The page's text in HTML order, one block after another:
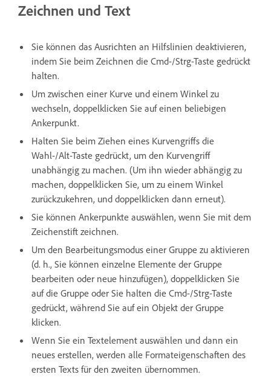
Zeichnen und Text
Sie können das Ausrichten an Hilfslinien deaktivieren,
indem Sie beim Zeichnen die Cmd-/Strg-Taste gedrückt
halten.
Um zwischen einer Kurve und einem Winkel zu
wechseln, doppelklicken Sie auf einen beliebigen
Ankerpunkt.
Halten Sie beim Ziehen eines Kurvengriffs die
Wahl-/Alt-Taste gedrückt, um den Kurvengriff
unabhängig zu machen. (Um ihn wieder abhängig zu
machen, doppelklicken Sie, um zu einem Winkel
zurückzukehren, und doppelklicken dann erneut).
Sie können Ankerpunkte auswählen, wenn Sie mit dem
Zeichenstift zeichnen.
Um den Bearbeitungsmodus einer Gruppe zu aktivieren
(d. h., Sie können einzelne Elemente der Gruppe
bearbeiten oder neue hinzufügen), doppelklicken Sie
auf die Gruppe oder Sie halten die Cmd-/Strg-Taste
gedrückt, während Sie auf ein Objekt der Gruppe
klicken.
Wenn Sie ein Textelement auswählen und dann ein
neues erstellen, werden alle Formateigenschaften des
ersten Texts für den zweiten übernommen.